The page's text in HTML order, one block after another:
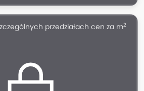
przedziałach cen za m2